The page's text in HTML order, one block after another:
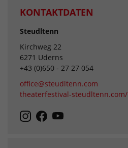
KONTAKTDATEN
Steudltenn
Kirchweg 22
6271 Uderns
+43 (0)650 - 27 27 054
office@steudltenn.com
theaterfestival-steudltenn.com/